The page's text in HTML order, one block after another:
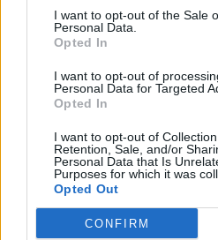
I want to opt-out of the Sale
Personal Data.
Opted In
I want to opt-out of
Personal Data for Targeted
Opted In
I want to opt-out of
Retention, Sale, and/or
Personal Data that Is
Purposes for which it was
Opted Out
CONFIRM